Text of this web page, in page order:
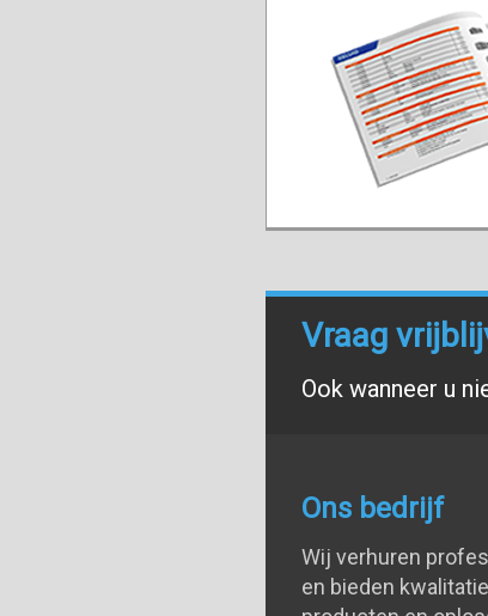
Vraag
Ook wanneer u
Ons bedrijf
Wij verhuren
en bieden